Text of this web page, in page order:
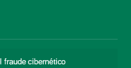
fraude cibernético